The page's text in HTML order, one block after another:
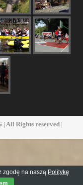
| All Rights reserved |
zgodę na naszą Politykę